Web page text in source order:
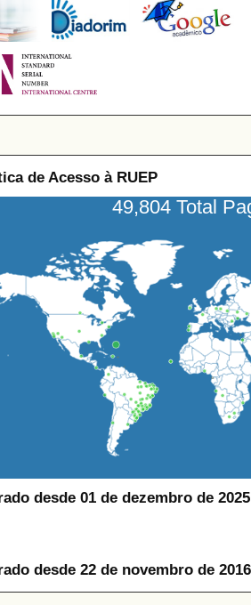
de Acesso à RUEP
49,804 Total
desde 01 de dezembro de
desde 22 de novembro de